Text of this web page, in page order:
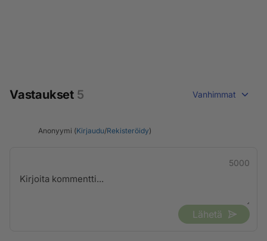
Vastaukset 5 Vanhimmat
Anonyymi (Kirjaudu/Rekisteröidy)
5000
Lähetä